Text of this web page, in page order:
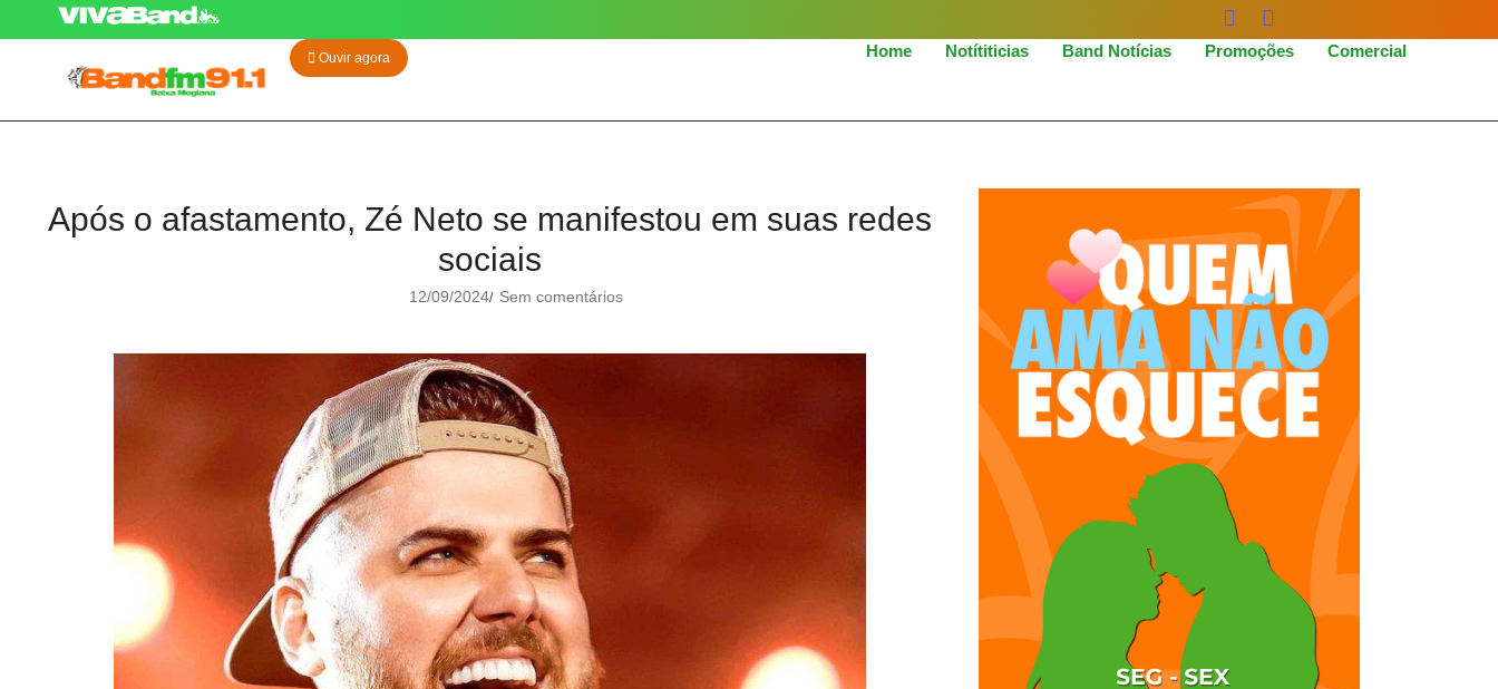
Home Notítiticias Band Notícias Promoções Comercial
Ouvir agora
Após o afastamento, Zé Neto se manifestou em suas redes
sociais
12/09/2024/ Sem comentários